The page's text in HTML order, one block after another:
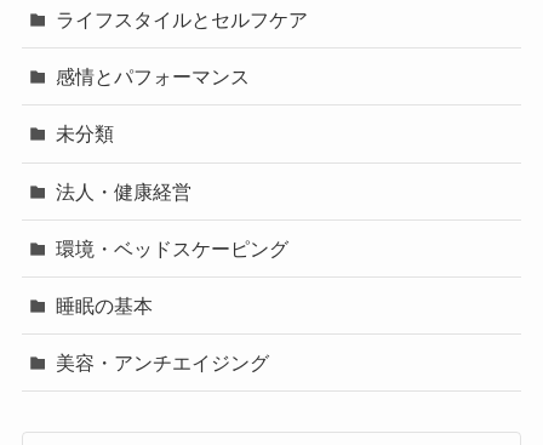
ライフスタイルとセルフケア
感情とパフォーマンス
未分類
法人・健康経営
環境・ベッドスケーピング
睡眠の基本
美容・アンチエイジング